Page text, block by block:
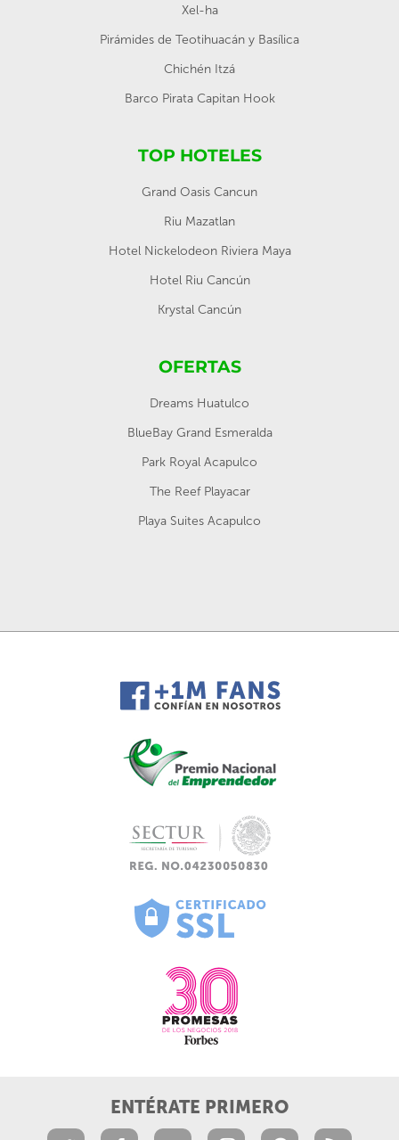
Xel-ha
Pirámides de Teotihuacán y Basílica
Chichén Itzá
Barco Pirata Capitan Hook
TOP HOTELES
Grand Oasis Cancun
Riu Mazatlan
Hotel Nickelodeon Riviera Maya
Hotel Riu Cancún
Krystal Cancún
OFERTAS
Dreams Huatulco
BlueBay Grand Esmeralda
Park Royal Acapulco
The Reef Playacar
Playa Suites Acapulco
ENTÉRATE PRIMERO